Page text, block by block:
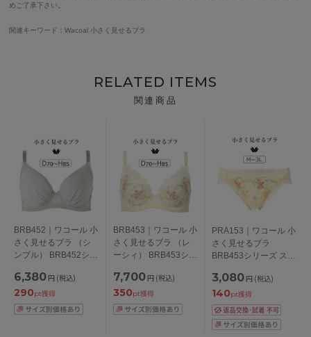
めご了承下さい。
関連キーワード：Wacoal 小さく見せるブラ
RELATED ITEMS
関連商品
BRB452｜ワコール 小
さく見せるブラ （シ
ンプル） BRB452シリ
DEFGHカップ アンダ
ー
65/70/75/80/85/90/95/
100cm
6,380 円 (税込)
290pt獲得
BRB453｜ワコール 小
さく見せるブラ （レ
ーシィ） BRB453シリ
DEFGHカップ アンダ
ー70/75/80/85/90cm
7,700 円 (税込)
350pt獲得
PRA153｜ワコール 小
さく見せるブラ
BRB453シリーズ スタ
きこみ丈・あさめ
M/L/LL/3L
3,080 円 (税込)
140pt獲得